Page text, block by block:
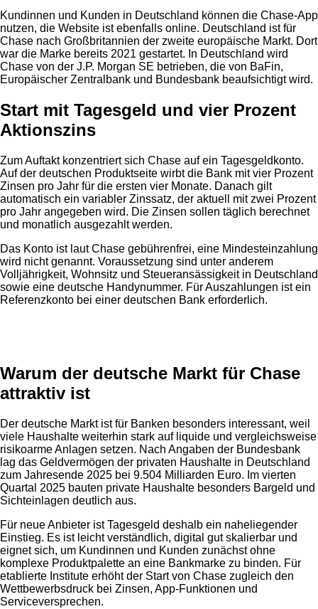
Kundinnen und Kunden in Deutschland können die Chase-App
nutzen, die Website ist ebenfalls online. Deutschland ist für
Chase nach Großbritannien der zweite europäische Markt. Dort
war die Marke bereits 2021 gestartet. In Deutschland wird
Chase von der J.P. Morgan SE betrieben, die von BaFin,
Europäischer Zentralbank und Bundesbank beaufsichtigt wird.
Start mit Tagesgeld und vier Prozent
Aktionszins
Zum Auftakt konzentriert sich Chase auf ein Tagesgeldkonto.
Auf der deutschen Produktseite wirbt die Bank mit vier Prozent
Zinsen pro Jahr für die ersten vier Monate. Danach gilt
automatisch ein variabler Zinssatz, der aktuell mit zwei Prozent
pro Jahr angegeben wird. Die Zinsen sollen täglich berechnet
und monatlich ausgezahlt werden.
Das Konto ist laut Chase gebührenfrei, eine Mindesteinzahlung
wird nicht genannt. Voraussetzung sind unter anderem
Volljährigkeit, Wohnsitz und Steueransässigkeit in Deutschland
sowie eine deutsche Handynummer. Für Auszahlungen ist ein
Referenzkonto bei einer deutschen Bank erforderlich.
Warum der deutsche Markt für Chase
attraktiv ist
Der deutsche Markt ist für Banken besonders interessant, weil
viele Haushalte weiterhin stark auf liquide und vergleichsweise
risikoarme Anlagen setzen. Nach Angaben der Bundesbank
lag das Geldvermögen der privaten Haushalte in Deutschland
zum Jahresende 2025 bei 9.504 Milliarden Euro. Im vierten
Quartal 2025 bauten private Haushalte besonders Bargeld und
Sichteinlagen deutlich aus.
Für neue Anbieter ist Tagesgeld deshalb ein naheliegender
Einstieg. Es ist leicht verständlich, digital gut skalierbar und
eignet sich, um Kundinnen und Kunden zunächst ohne
komplexe Produktpalette an eine Bankmarke zu binden. Für
etablierte Institute erhöht der Start von Chase zugleich den
Wettbewerbsdruck bei Zinsen, App-Funktionen und
Serviceversprechen.